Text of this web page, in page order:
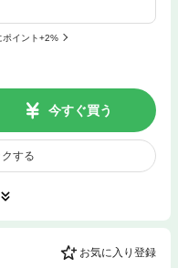
ポイント+2%
今すぐ買う
する
お気に入り登録